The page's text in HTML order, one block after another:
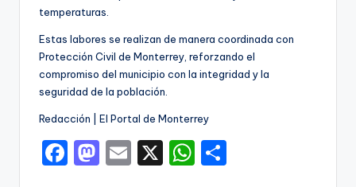
temperaturas.
Estas labores se realizan de manera coordinada con
Protección Civil de Monterrey, reforzando el
compromiso del municipio con la integridad y la
seguridad de la población.
Redacción | El Portal de Monterrey
F
M E
X
W